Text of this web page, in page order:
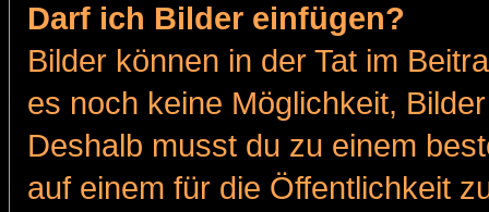
Darf ich Bilder einfügen?
Bilder können in der Tat im
es noch keine Möglichkeit,
Deshalb musst du zu einem
auf einem für die Öffentlichkeit